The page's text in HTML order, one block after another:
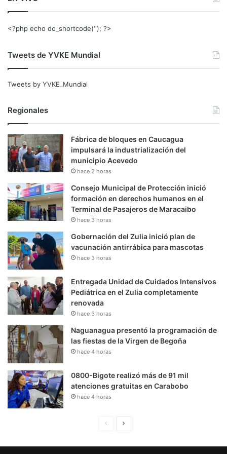
<?php echo do_shortcode(‘‘); ?>
Tweets de YVKE Mundial
Tweets by YVKE_Mundial
Regionales
Fábrica de bloques en Caucagua
impulsará la industrialización del
municipio Acevedo
hace 2 horas
Consejo Municipal de Protección inició
formación en derechos humanos en el
Terminal de Pasajeros de Maracaibo
hace 3 horas
Gobernación del Zulia inició plan de
vacunación antirrábica para mascotas
hace 3 horas
Entregada Unidad de Cuidados Intensivos
Pediátrica en el Zulia completamente
renovada
hace 3 horas
Naguanagua presentó la programación de
las fiestas de la Virgen de Begoña
hace 4 horas
0800-Bigote realizó más de 91 mil
atenciones gratuitas en Carabobo
hace 4 horas